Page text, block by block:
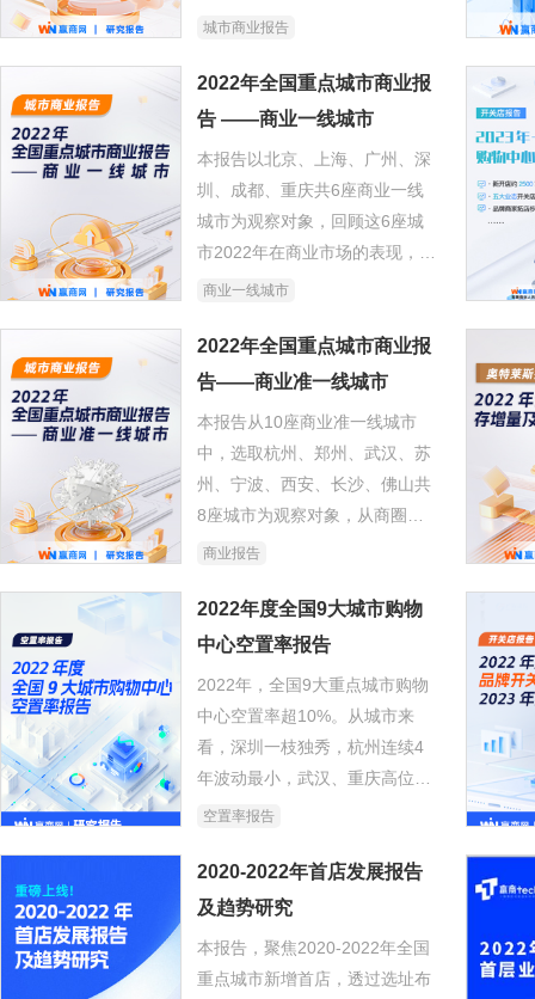
商业市场的表现，及对2023年的
城市商业报告
2022年全国重点城市商业报
告 ——商业一线城市
本报告以北京、上海、广州、深
圳、成都、重庆共6座商业一线
城市为观察对象，回顾这6座城
市2022年在商业市场的表现，及
对2023年的商业市场进行展望。
商业一线城市
2022年全国重点城市商业报
告——商业准一线城市
本报告从10座商业准一线城市
中，选取杭州、郑州、武汉、苏
州、宁波、西安、长沙、佛山共
8座城市为观察对象，从商圈、
项目、品牌视角，回顾这8座城
对2023年的商业市场进行展望。
商业报告
2022年度全国9大城市购物
中心空置率报告
2022年，全国9大重点城市购物
中心空置率超10%。从城市来
看，深圳一枝独秀，杭州连续4
年波动最小，武汉、重庆高位承
压，从项目来看，小体量、巨型
坚挺。空置率在2022年到达新高
点后，至年末有了转向新拐点的
空置率报告
2020-2022年首店发展报告
及趋势研究
本报告，聚焦2020-2022年全国
重点城市新增首店，透过选址布